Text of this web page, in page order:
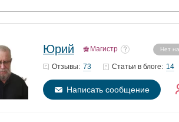
Юрий Магистр Нет
Отзывы: 73 Статьи в блоге: 14
Написать сообщение